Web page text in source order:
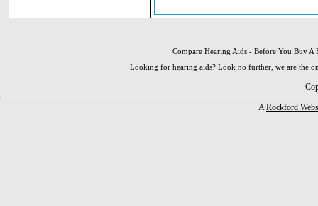
Compare Hearing Aids- Before You Buy A
Looking for hearing aids? Look no further, we are the
ARockford